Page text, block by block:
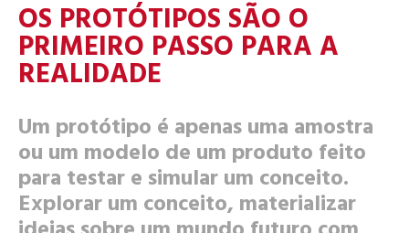
OS PROTÓTIPOS SÃO O
PRIMEIRO PASSO PARA A
REALIDADE
Um protótipo é apenas uma amostra
ou um modelo de um produto feito
para testar e simular um conceito.
Explorar um conceito, materializar